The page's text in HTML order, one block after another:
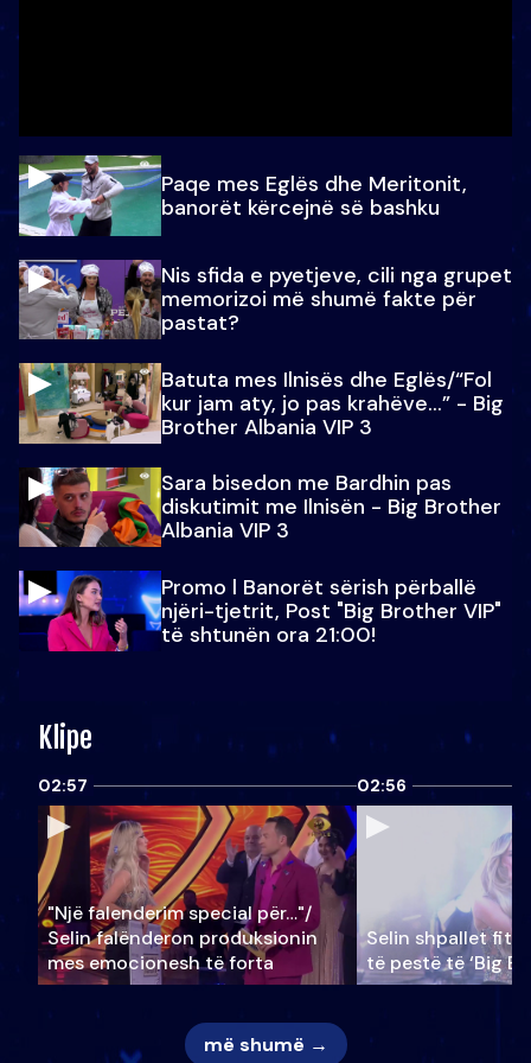
Paqe mes Eglës dhe Meritonit,
banorët kërcejnë së bashku
Nis sfida e pyetjeve, cili nga grupet
memorizoi më shumë fakte për
pastat?
Batuta mes Ilnisës dhe Eglës/“Fol
kur jam aty, jo pas krahëve…” - Big
Brother Albania VIP 3
Sara bisedon me Bardhin pas
diskutimit me Ilnisën - Big Brother
Albania VIP 3
Promo l Banorët sërish përballë
njëri-tjetrit, Post "Big Brother VIP"
të shtunën ora 21:00!
Klipe
02:57
"Një falenderim special për…"/
Selin falënderon produksionin
mes emocionesh të forta
02:56
Selin shpallet
të pestë të ‘Big
më shumë →